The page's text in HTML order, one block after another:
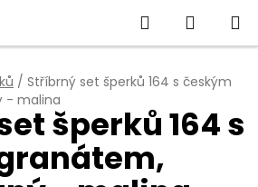
Hledat
KOŠÍK
/ Stříbrný set šperků 164 s českým
- malina
šperků 164 s